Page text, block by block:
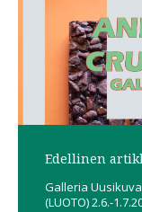
Edellinen
Galleria
(LUOTO) 2.6.-